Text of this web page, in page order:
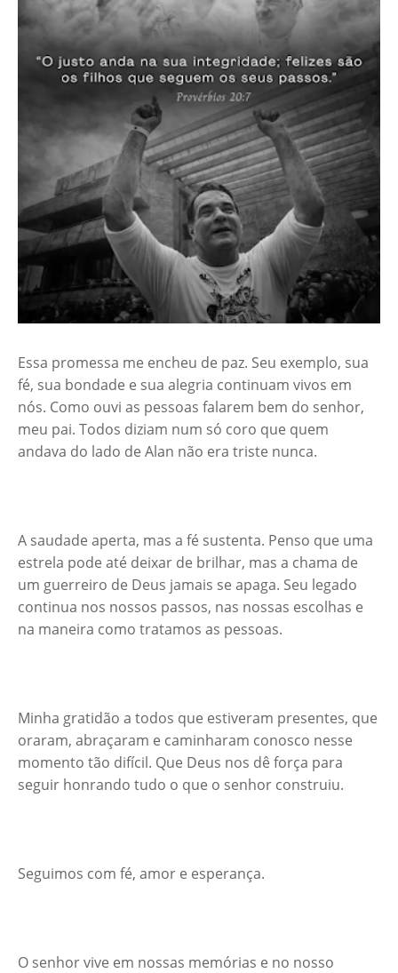
Essa promessa me encheu de paz. Seu exemplo, sua
fé, sua bondade e sua alegria continuam vivos em
nós. Como ouvi as pessoas falarem bem do senhor,
meu pai. Todos diziam num só coro que quem
andava do lado de Alan não era triste nunca.
A saudade aperta, mas a fé sustenta. Penso que uma
estrela pode até deixar de brilhar, mas a chama de
um guerreiro de Deus jamais se apaga. Seu legado
continua nos nossos passos, nas nossas escolhas e
na maneira como tratamos as pessoas.
Minha gratidão a todos que estiveram presentes, que
oraram, abraçaram e caminharam conosco nesse
momento tão difícil. Que Deus nos dê força para
seguir honrando tudo o que o senhor construiu.
Seguimos com fé, amor e esperança.
O senhor vive em nossas memórias e no nosso